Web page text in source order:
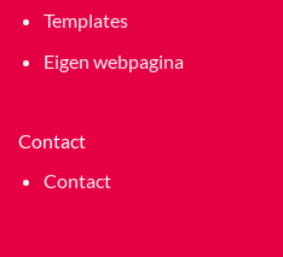
Templates
Eigen webpagina
Contact
Contact